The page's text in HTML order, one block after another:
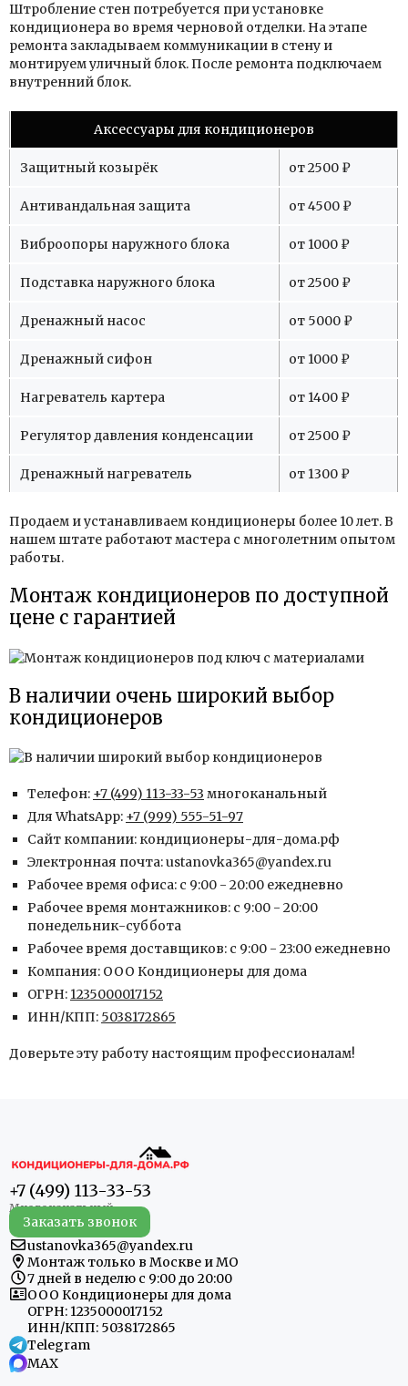
Штробление стен потребуется при установке
кондиционера во время черновой отделки. На этапе
ремонта закладываем коммуникации в стену и
монтируем уличный блок. После ремонта подключаем
внутренний блок.
Аксессуары для кондиционеров
Защитный козырёк от 2500 ₽
Антивандальная защита от 4500 ₽
Виброопоры наружного блока от 1000 ₽
Подставка наружного блока от 2500 ₽
Дренажный насос от 5000 ₽
Дренажный сифон от 1000 ₽
Нагреватель картера от 1400 ₽
Регулятор давления конденсации от 2500 ₽
Дренажный нагреватель от 1300 ₽
Продаем и устанавливаем кондиционеры более 10 лет. В
нашем штате работают мастера с многолетним опытом
работы.
Монтаж кондиционеров по доступной
цене с гарантией
В наличии очень широкий выбор
кондиционеров
Телефон: +7 (499) 113-33-53 многоканальный
Для WhatsApp: +7 (999) 555-51-97
Сайт компании: кондиционеры-для-дома.рф
Электронная почта:ustanovka365@yandex.ru
Рабочее время офиса: с 9:00 - 20:00 ежедневно
Рабочее время монтажников: с 9:00 - 20:00
понедельник-суббота
Рабочее время доставщиков: с 9:00 - 23:00 ежедневно
Компания: ООО Кондиционеры для дома
ОГРН: 1235000017152
ИНН/КПП: 5038172865
Доверьте эту работу настоящим профессионалам!
+7 (499) 113-33-53
Заказать звонок
ustanovka365@yandex.ru
Монтаж только в Москве и МО
7 дней в неделю с 9:00 до 20:00
ООО Кондиционеры для дома
ОГРН: 1235000017152
ИНН/КПП: 5038172865
Telegram
MAX